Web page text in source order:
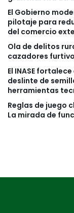
El Gobierno
pilotaje para
del comercio
Ola de delitos
cazadores
El INASE
deslinte de
herramientas
Reglas de juego
La mirada de